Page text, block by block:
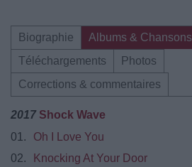
Biographie
Albums & Chansons
Téléchargements
Photos
Corrections & commentaires
2017 Shock Wave
01.
Oh I Love You
02.
Knocking At Your Door